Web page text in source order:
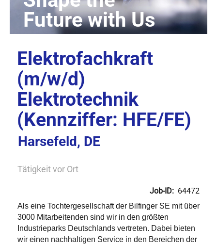
Elektrofachkraft
(m/w/d)
Elektrotechnik
(Kennziffer: HFE/FE)
Harsefeld, DE
Tätigkeit vor Ort
Job-ID: 64472
Als eine Tochtergesellschaft der Bilfinger SE mit über
3000 Mitarbeitenden sind wir in den größten
Industrieparks Deutschlands vertreten. Dabei bieten
wir einen nachhaltigen Service in den Bereichen der